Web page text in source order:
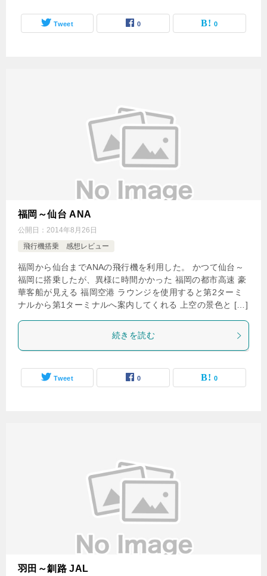
Tweet 0 0
福岡～仙台 ANA
公開日： 2014年8月26日
飛行機搭乗 感想レビュー
福岡から仙台までANAの飛行機を利用した。 かつて仙台～
福岡に搭乗したが、異様に時間かかった 福岡の都市高速 豪
華客船が見える 福岡空港 ラウンジを使用すると第2ターミ
ナルから第1ターミナルへ案内してくれる 上空の景色と […]
続きを読む
Tweet 0 0
羽田～釧路 JAL